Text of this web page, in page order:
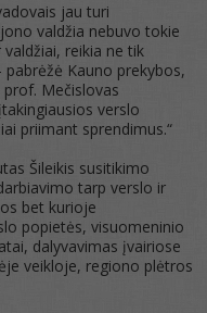
jau turi
valdžia nebuvo tokie
reikia ne tik
Kauno prekybos,
Mečislovas
verslo
priimant sprendimus.“
Šileikis susitikimo
tarp verslo ir
bet kurioje
popietės, visuomeninio
dalyvavimas įvairiose
veikloje, regiono plėtros